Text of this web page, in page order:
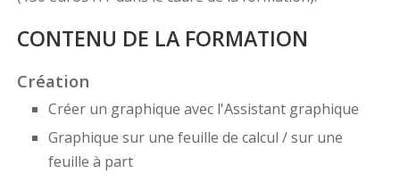
CONTENU DE LA FORMATION
Création
Créer un graphique avec l'Assistant graphique
Graphique sur une feuille de calcul / sur une
feuille à part